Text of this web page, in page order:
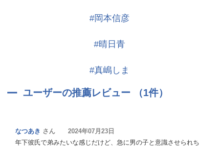
#岡本信彦
#晴日青
#真嶋しま
ユーザーの推薦レビュー （1件）
なつあき さん 2024年07月23日
年下彼氏で弟みたいな感じだけど、急に男の子と意識させられち